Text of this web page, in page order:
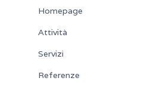
Homepage
Attività
Servizi
Referenze